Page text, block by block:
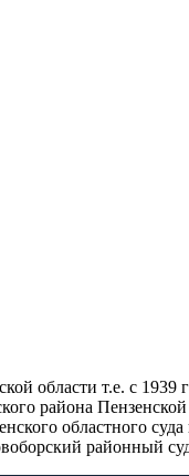
области т.е. с
района
областного
районный